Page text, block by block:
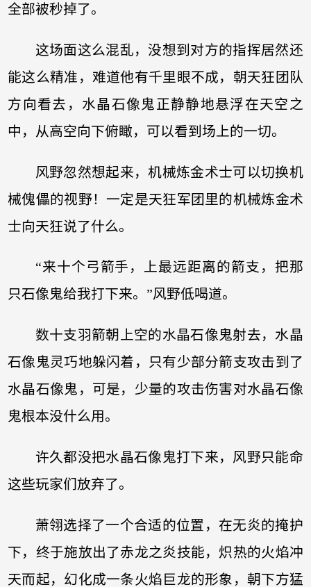
全部被秒掉了。
这场面这么混乱，没想到对方的指挥居然还
能这么精准，难道他有千里眼不成，朝天狂团队
方向看去，水晶石像鬼正静静地悬浮在天空之
中，从高空向下俯瞰，可以看到场上的一切。
风野忽然想起来，机械炼金术士可以切换机
械傀儡的视野！一定是天狂军团里的机械炼金术
士向天狂说了什么。
“来十个弓箭手，上最远距离的箭支，把那
只石像鬼给我打下来。”风野低喝道。
数十支羽箭朝上空的水晶石像鬼射去，水晶
石像鬼灵巧地躲闪着，只有少部分箭支攻击到了
水晶石像鬼，可是，少量的攻击伤害对水晶石像
鬼根本没什么用。
许久都没把水晶石像鬼打下来，风野只能命
这些玩家们放弃了。
萧翎选择了一个合适的位置，在无炎的掩护
下，终于施放出了赤龙之炎技能，炽热的火焰冲
天而起，幻化成一条火焰巨龙的形象，朝下方猛